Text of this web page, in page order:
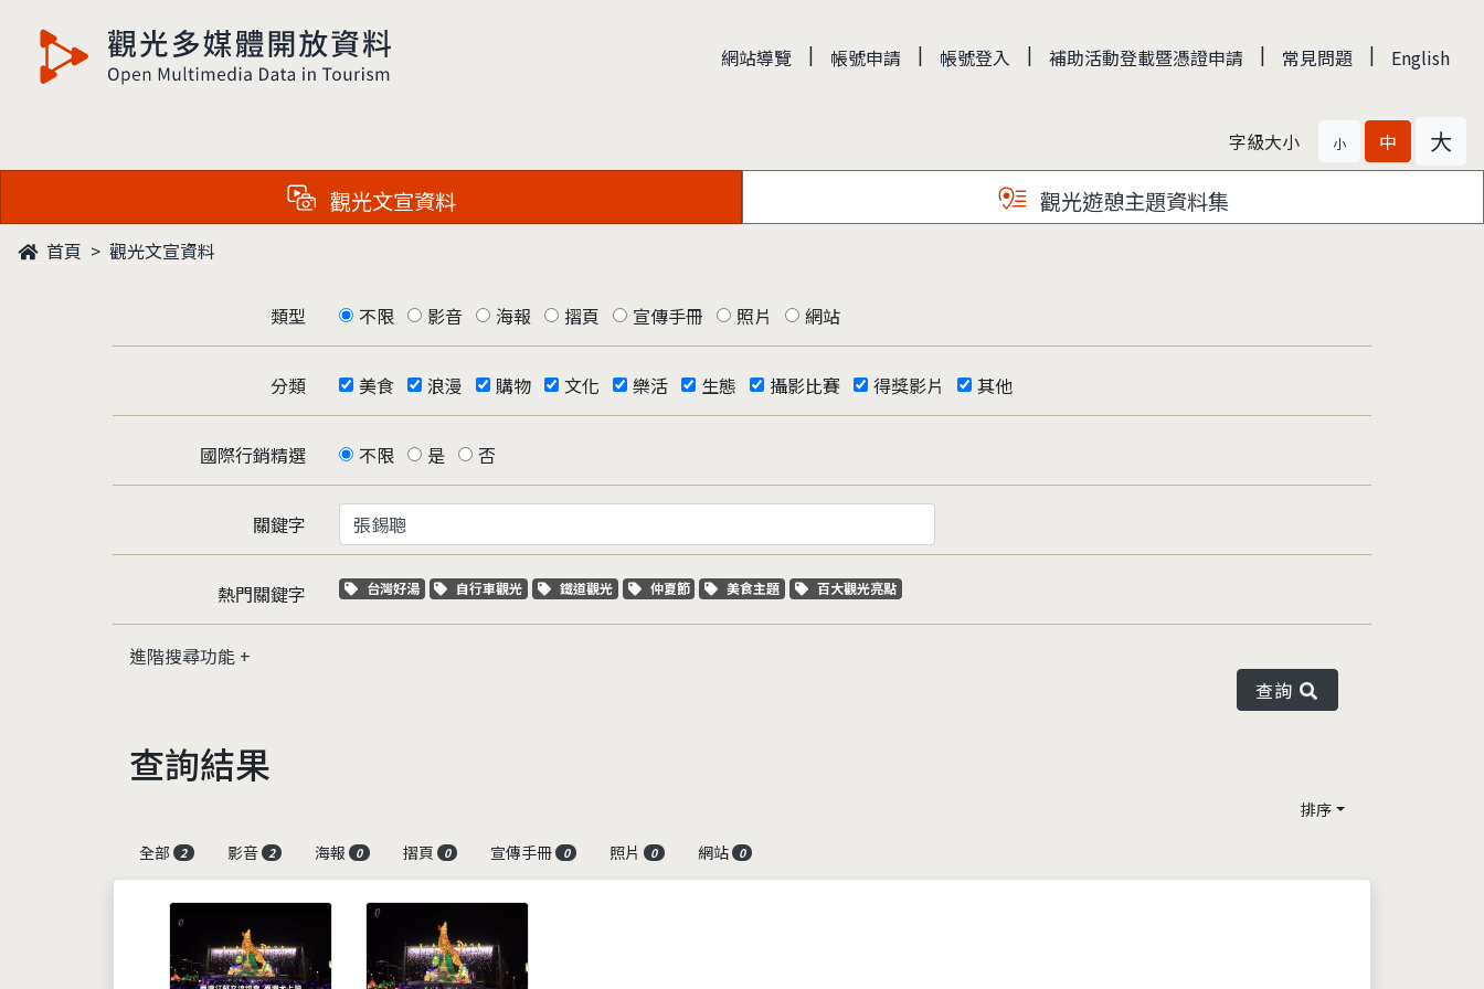
觀光多媒體開放資料 網站導覽 | 帳號申請 | 帳號登入 | 補助活動登載暨憑證申請 | 常見問題 | English
字級大小 小 中 大
觀光文宣資料 觀光遊憩主題資料集
首頁 觀光文宣資料
類型 不限 影音 海報 摺頁 宣傳手冊 照片 網站
分類 美食 浪漫 購物 文化 樂活 生態 攝影比賽 得獎影片 其他
國際行銷精選 不限 是 否
關鍵字
熱門關鍵字 關鍵字標籤
台灣好湯 關鍵字標籤
自行車觀光 關鍵字標籤
鐵道觀光 關鍵字標籤
仲夏節 關鍵字標籤
美食主題 關鍵字標籤
百大觀光亮點
進階搜尋功能
查詢
查詢結果
排序
全部
2 影音 2 海報 0 摺頁 0 宣傳手冊 0 照片 0 網站 0